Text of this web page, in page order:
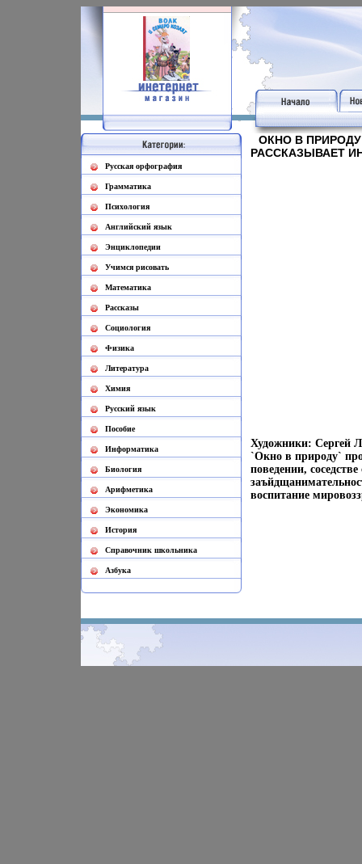
Русская орфография
Грамматика
Психология
Английский язык
Энциклопедии
Учимся рисовать
Математика
Рассказы
Социология
Физика
Литература
Химия
Русский язык
Пособие
Информатика
Биология
Арифметика
Экономика
История
Cправочник школьника
Азбука
ОКНО В
РАССКАЗЫВАЕТ
Художники: Сергей
`Окно в природу`
поведении,
воспитание